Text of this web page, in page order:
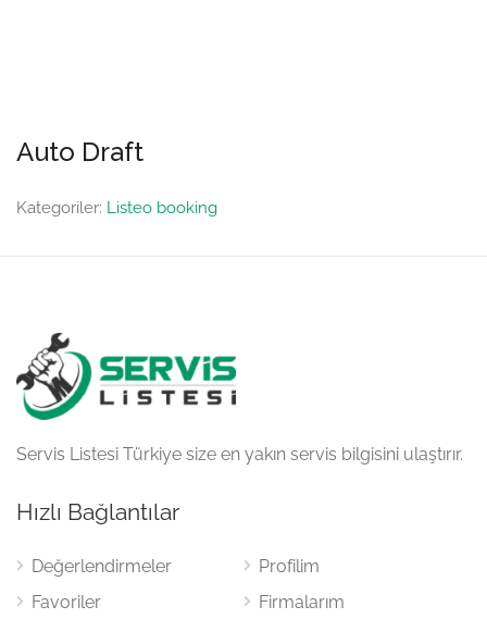
Auto Draft
Kategoriler: Listeo booking
Servis Listesi Türkiye size en yakın servis bilgisini ulaştırır.
Hızlı Bağlantılar
Değerlendirmeler
Favoriler
Profilim
Firmalarım